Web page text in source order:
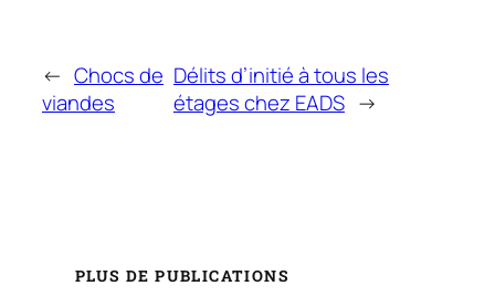
← Chocs de
viandes
Délits d’initié à tous les
étages chez EADS →
PLUS DE PUBLICATIONS